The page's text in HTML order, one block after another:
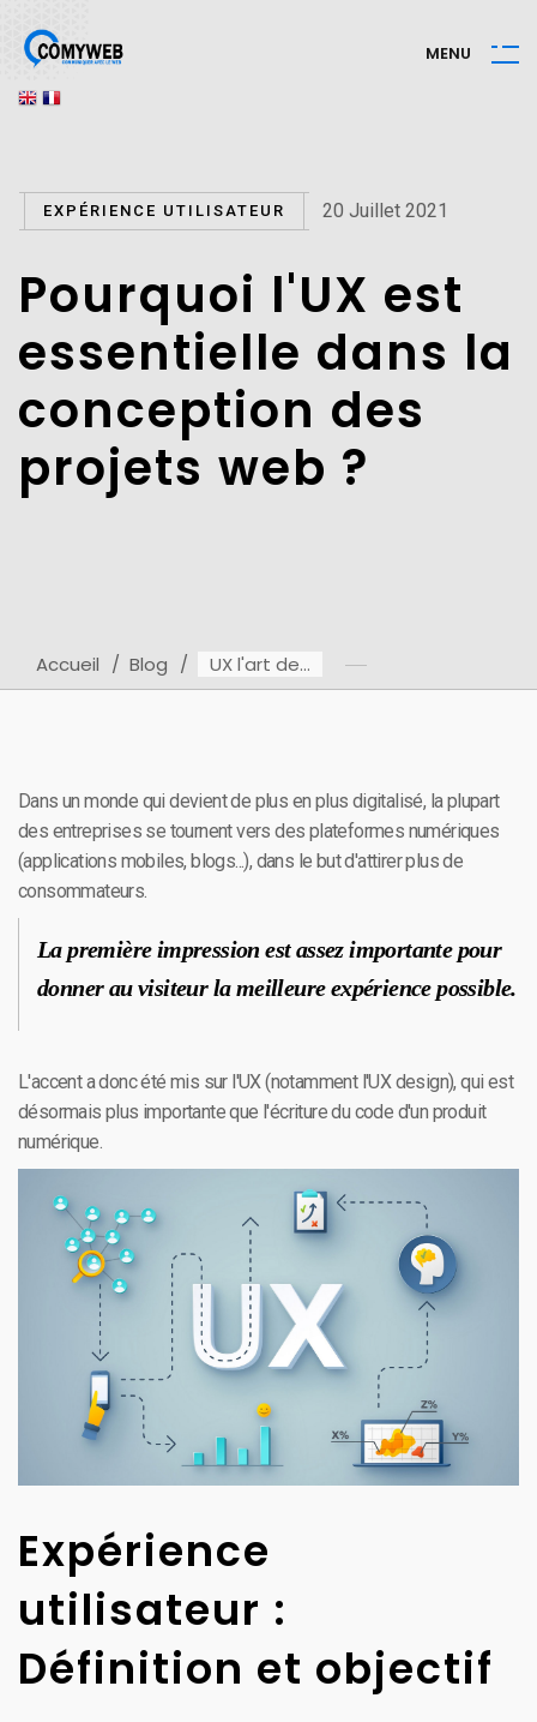
MENU
EXPÉRIENCE UTILISATEUR 20 Juillet 2021
Pourquoi l'UX est
essentielle dans la
conception des
projets web ?
Accueil Blog UX l'art de...
Dans un monde qui devient de plus en plus digitalisé, la plupart
des entreprises se tournent vers des plateformes numériques
(applications mobiles, blogs...), dans le but d'attirer plus de
consommateurs.
La première impression est assez importante pour
donner au visiteur la meilleure expérience possible.
L'accent a donc été mis sur l'UX (notamment l'UX design), qui est
désormais plus importante que l'écriture du code d'un produit
numérique.
Expérience
utilisateur :
Définition et objectif